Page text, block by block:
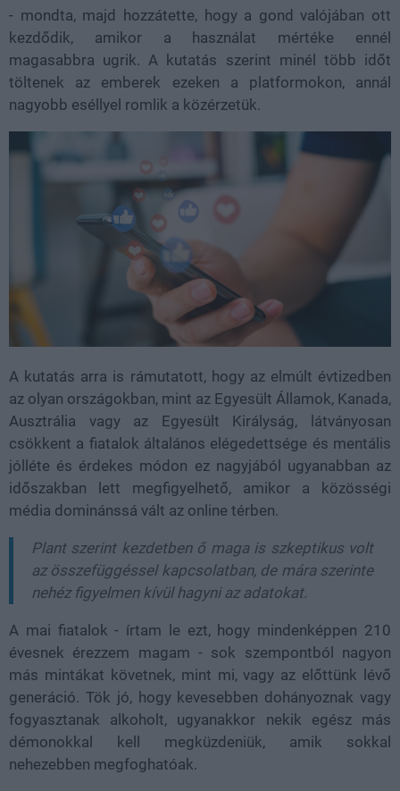
- mondta, majd hozzátette, hogy a gond valójában ott
kezdődik, amikor a használat mértéke ennél
magasabbra ugrik. A kutatás szerint minél több időt
töltenek az emberek ezeken a platformokon, annál
nagyobb eséllyel romlik a közérzetük.
A kutatás arra is rámutatott, hogy az elmúlt évtizedben
az olyan országokban, mint az Egyesült Államok, Kanada,
Ausztrália vagy az Egyesült Királyság, látványosan
csökkent a fiatalok általános elégedettsége és mentális
jólléte és érdekes módon ez nagyjából ugyanabban az
időszakban lett megfigyelhető, amikor a közösségi
média dominánssá vált az online térben.
Plant szerint kezdetben ő maga is szkeptikus volt
az összefüggéssel kapcsolatban, de mára szerinte
nehéz figyelmen kívül hagyni az adatokat.
A mai fiatalok - írtam le ezt, hogy mindenképpen 210
évesnek érezzem magam - sok szempontból nagyon
más mintákat követnek, mint mi, vagy az előttünk lévő
generáció. Tök jó, hogy kevesebben dohányoznak vagy
fogyasztanak alkoholt, ugyanakkor nekik egész más
démonokkal kell megküzdeniük, amik sokkal
nehezebben megfoghatóak.